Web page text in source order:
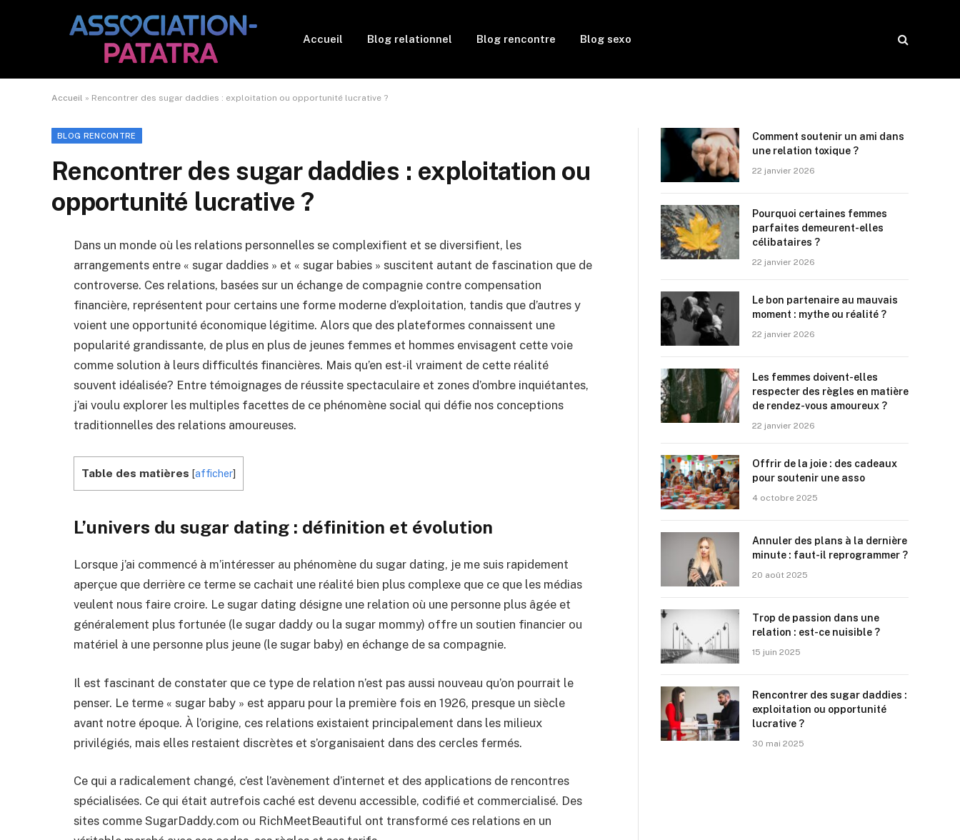
Accueil Blog relationnel Blog rencontre Blog sexo
Accueil » Rencontrer des sugar daddies : exploitation ou opportunité lucrative ?
BLOG RENCONTRE
Rencontrer des sugar daddies : exploitation ou
opportunité lucrative ?
Dans un monde où les relations personnelles se complexifient et se diversifient, les
arrangements entre « sugar daddies » et « sugar babies » suscitent autant de fascination que de
controverse. Ces relations, basées sur un échange de compagnie contre compensation
financière, représentent pour certains une forme moderne d’exploitation, tandis que d’autres y
voient une opportunité économique légitime. Alors que des plateformes connaissent une
popularité grandissante, de plus en plus de jeunes femmes et hommes envisagent cette voie
comme solution à leurs difficultés financières. Mais qu’en est-il vraiment de cette réalité
souvent idéalisée? Entre témoignages de réussite spectaculaire et zones d’ombre inquiétantes,
j’ai voulu explorer les multiples facettes de ce phénomène social qui défie nos conceptions
traditionnelles des relations amoureuses.
Table des matières [afficher]
L’univers du sugar dating : définition et évolution
Lorsque j’ai commencé à m’intéresser au phénomène du sugar dating, je me suis rapidement
aperçue que derrière ce terme se cachait une réalité bien plus complexe que ce que les médias
veulent nous faire croire. Le sugar dating désigne une relation où une personne plus âgée et
généralement plus fortunée (le sugar daddy ou la sugar mommy) offre un soutien financier ou
matériel à une personne plus jeune (le sugar baby) en échange de sa compagnie.
Il est fascinant de constater que ce type de relation n’est pas aussi nouveau qu’on pourrait le
penser. Le terme « sugar baby » est apparu pour la première fois en 1926, presque un siècle
avant notre époque. À l’origine, ces relations existaient principalement dans les milieux
privilégiés, mais elles restaient discrètes et s’organisaient dans des cercles fermés.
Ce qui a radicalement changé, c’est l’avènement d’internet et des applications de rencontres
spécialisées. Ce qui était autrefois caché est devenu accessible, codifié et commercialisé. Des
sites comme SugarDaddy.com ou RichMeetBeautiful ont transformé ces relations en un
Comment soutenir un ami dans
une relation toxique ?
22 janvier 2026
Pourquoi certaines femmes
parfaites demeurent-elles
célibataires ?
22 janvier 2026
Le bon partenaire au mauvais
moment : mythe ou réalité ?
22 janvier 2026
Les femmes doivent-elles
respecter des règles en matière
de rendez-vous amoureux ?
22 janvier 2026
Offrir de la joie : des cadeaux
pour soutenir une asso
4 octobre 2025
Annuler des plans à la dernière
minute : faut-il reprogrammer ?
20 août 2025
Trop de passion dans une
relation : est-ce nuisible ?
15 juin 2025
Rencontrer des sugar daddies :
exploitation ou opportunité
lucrative ?
30 mai 2025